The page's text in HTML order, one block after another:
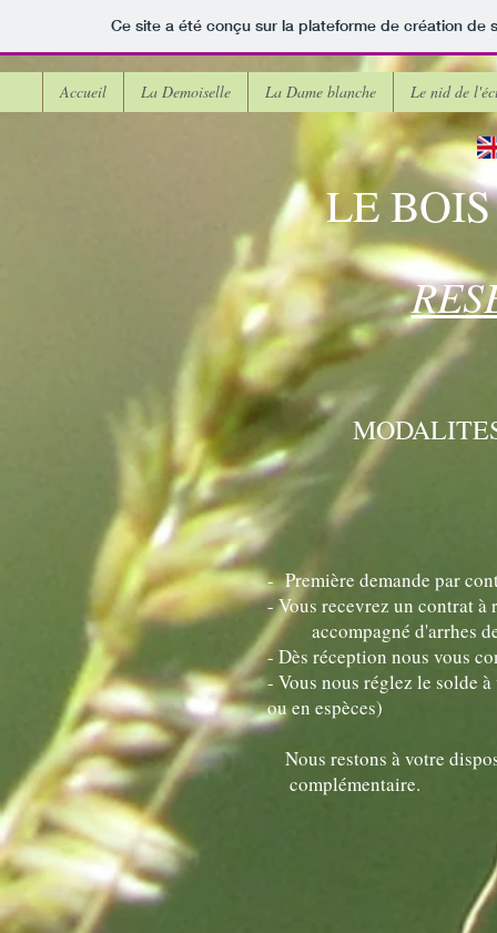
Ce site a été conçu sur la plateforme de création de
Accueil La Demoiselle La Dame blanche Le nid de
LE
- Première demande par
- Vous recevrez un contrat à
accompagné d'arrhes de
- Dès réception nous vous
- Vous nous réglez le solde
ou en espèces)
Nous restons à
complémentaire.